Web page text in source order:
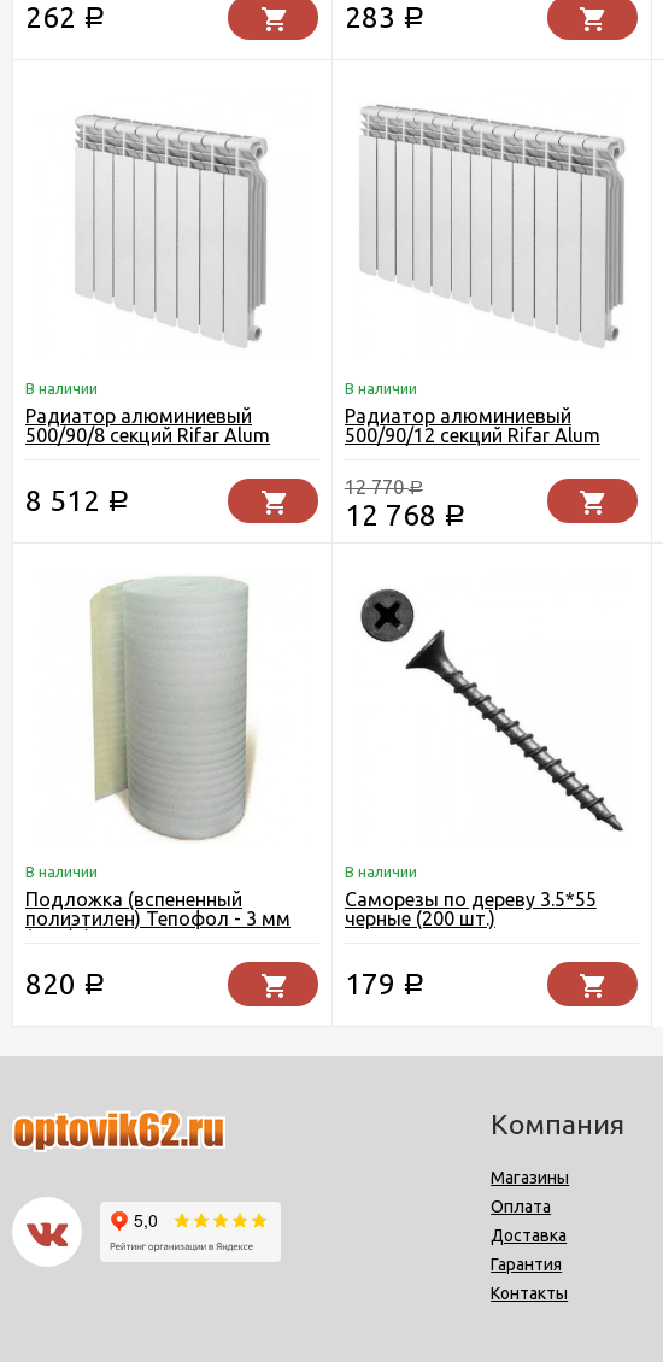
262 Р 283 Р
В наличии
Радиатор алюминиевый
500/90/8 секций Rifar Alum
8 512 Р
В наличии
Радиатор алюминиевый
500/90/12 секций Rifar Alum
12 770Р
12 768 Р
В наличии
Подложка (вспененный
полиэтилен) Тепофол - 3 мм
(50п/м)
820 Р
В наличии
Саморезы по дереву 3.5*55
черные (200 шт.)
179 Р
Компания
Магазины
Оплата
Доставка
Гарантия
Контакты